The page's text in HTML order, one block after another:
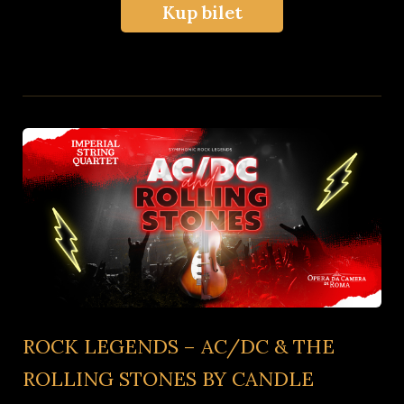
Kup bilet
ROCK LEGENDS – AC/DC & THE
ROLLING STONES BY CANDLE